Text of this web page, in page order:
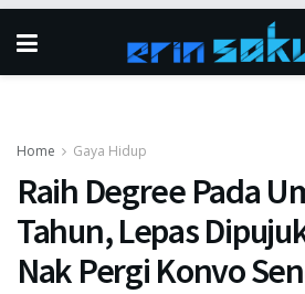
Home Gaya Hidup
Raih Degree Pada
Tahun, Lepas
Nak Pergi Konvo